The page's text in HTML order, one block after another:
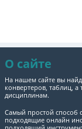
О сайте
На нашем сайте вы
конвертеров, таблиц,
дисциплинам.
Самый простой способ
подходящие онлайн